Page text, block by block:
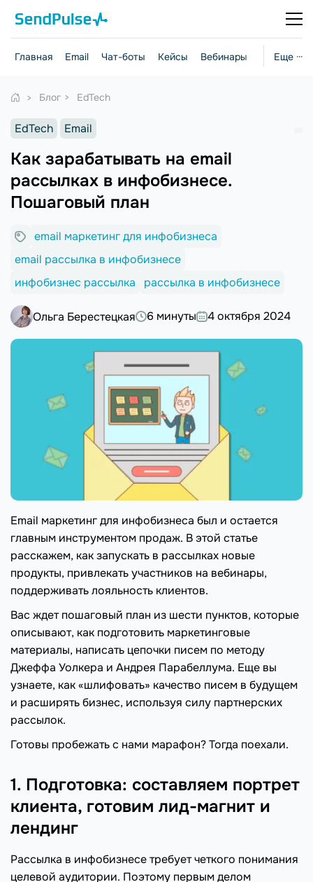
Еще ···
Главная Email Чат-боты Кейсы Вебинары Стратегии
Блог EdTech
EdTech Email
Как зарабатывать на email
рассылках в инфобизнесе.
Пошаговый план
email маркетинг для инфобизнеса
email рассылка в инфобизнесе
инфобизнес рассылка
рассылка в инфобизнесе
Ольга Берестецкая 6 минуты 4 октября 2024
Email маркетинг для инфобизнеса был и остается
главным инструментом продаж. В этой статье
расскажем, как запускать в рассылках новые
продукты, привлекать участников на вебинары,
поддерживать лояльность клиентов.
Вас ждет пошаговый план из шести пунктов, которые
описывают, как подготовить маркетинговые
материалы, написать цепочки писем по методу
Джеффа Уолкера и Андрея Парабеллума. Еще вы
узнаете, как «шлифовать» качество писем в будущем
и расширять бизнес, используя силу партнерских
рассылок.
Готовы пробежать с нами марафон? Тогда поехали.
1. Подготовка: составляем портрет
клиента, готовим лид-магнит и
лендинг
Рассылка в инфобизнесе требует четкого понимания
целевой аудитории. Поэтому первым делом